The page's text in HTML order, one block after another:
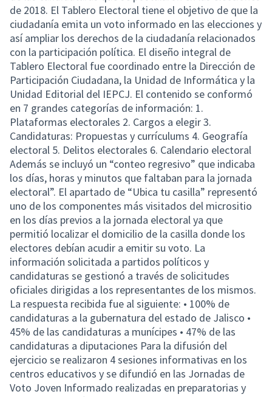
de 2018. El Tablero Electoral tiene el objetivo de que la
ciudadanía emita un voto informado en las elecciones y
así ampliar los derechos de la ciudadanía relacionados
con la participación política. El diseño integral de
Tablero Electoral fue coordinado entre la Dirección de
Participación Ciudadana, la Unidad de Informática y la
Unidad Editorial del IEPCJ. El contenido se conformó
en 7 grandes categorías de información: 1.
Plataformas electorales 2. Cargos a elegir 3.
Candidaturas: Propuestas y currículums 4. Geografía
electoral 5. Delitos electorales 6. Calendario electoral
Además se incluyó un “conteo regresivo” que indicaba
los días, horas y minutos que faltaban para la jornada
electoral”. El apartado de “Ubica tu casilla” representó
uno de los componentes más visitados del micrositio
en los días previos a la jornada electoral ya que
permitió localizar el domicilio de la casilla donde los
electores debían acudir a emitir su voto. La
información solicitada a partidos políticos y
candidaturas se gestionó a través de solicitudes
oficiales dirigidas a los representantes de los mismos.
La respuesta recibida fue al siguiente: • 100% de
candidaturas a la gubernatura del estado de Jalisco •
45% de las candidaturas a munícipes • 47% de las
candidaturas a diputaciones Para la difusión del
ejercicio se realizaron 4 sesiones informativas en los
centros educativos y se difundió en las Jornadas de
Voto Joven Informado realizadas en preparatorias y